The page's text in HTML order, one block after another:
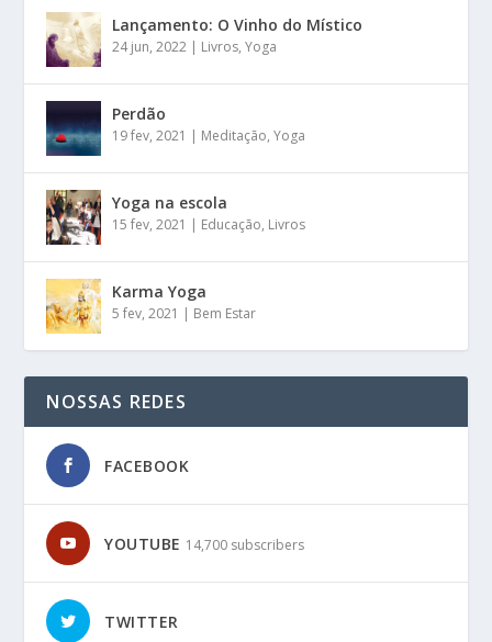
Lançamento: O Vinho do Místico
24 jun, 2022 | Livros,Yoga
Perdão
19 fev, 2021 | Meditação,Yoga
Yoga na escola
15 fev, 2021 | Educação, Livros
Karma Yoga
5 fev, 2021 | Bem Estar
NOSSAS REDES
FACEBOOK
YOUTUBE 14,700 subscribers
TWITTER